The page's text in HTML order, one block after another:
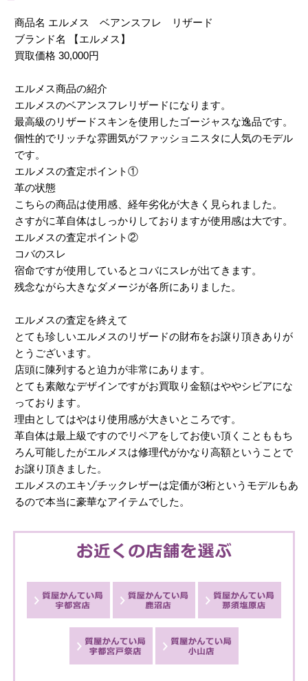
商品名 エルメス ベアンスフレ リザード
ブランド名 【エルメス】
買取価格 30,000円
エルメス商品の紹介
エルメスのベアンスフレリザードになります。
最高級のリザードスキンを使用したゴージャスな逸品です。
個性的でリッチな雰囲気がファッショニスタに人気のモデル
です。
エルメスの査定ポイント①
革の状態
こちらの商品は使用感、経年劣化が大きく見られました。
さすがに革自体はしっかりしておりますが使用感は大です。
エルメスの査定ポイント②
コバのスレ
宿命ですが使用しているとコバにスレが出てきます。
残念ながら大きなダメージが各所にありました。
エルメスの査定を終えて
とても珍しいエルメスのリザードの財布をお譲り頂きありが
とうございます。
店頭に陳列すると迫力が非常にあります。
とても素敵なデザインですがお買取り金額はややシビアにな
っております。
理由としてはやはり使用感が大きいところです。
革自体は最上級ですのでリペアをしてお使い頂くことももち
ろん可能したがエルメスは修理代がかなり高額ということで
お譲り頂きました。
エルメスのエキゾチックレザーは定価が3桁というモデルもあ
るので本当に豪華なアイテムでした。